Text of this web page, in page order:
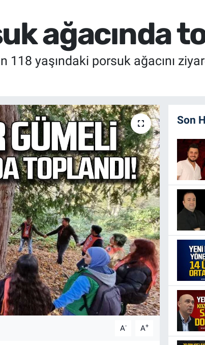
ağacında
yaşındaki porsuk ağacını
A- A+
Son